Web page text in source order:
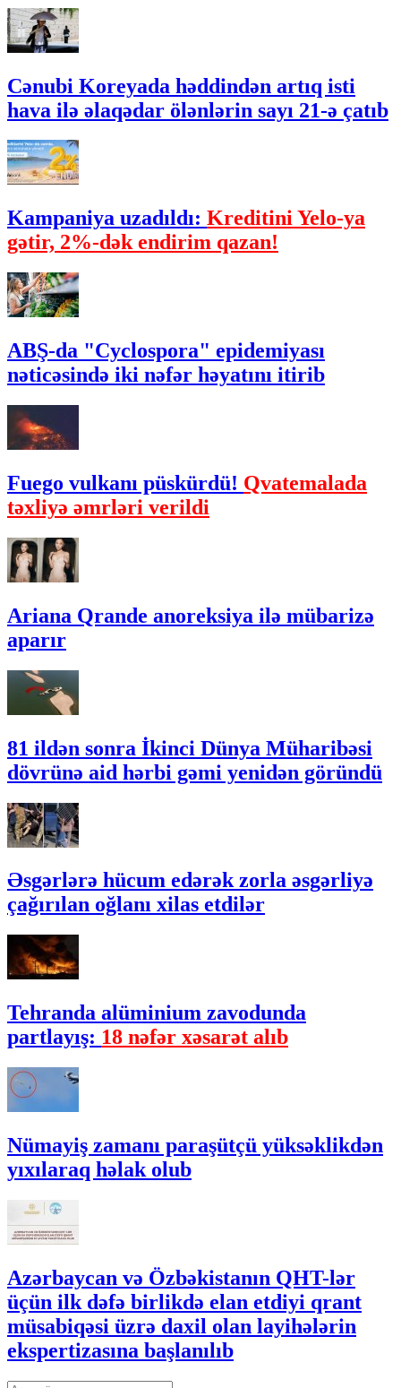
Cənubi Koreyada həddindən artıq isti
hava ilə əlaqədar ölənlərin sayı 21-ə çatıb
Kampaniya uzadıldı: Kreditini Yelo-ya
gətir, 2%-dək endirim qazan!
ABŞ-da "Cyclospora" epidemiyası
nəticəsində iki nəfər həyatını itirib
Fuego vulkanı püskürdü! Qvatemalada
təxliyə əmrləri verildi
Ariana Qrande anoreksiya ilə mübarizə
aparır
81 ildən sonra İkinci Dünya Müharibəsi
dövrünə aid hərbi gəmi yenidən göründü
Əsgərlərə hücum edərək zorla əsgərliyə
çağırılan oğlanı xilas etdilər
Tehranda alüminium zavodunda
partlayış: 18 nəfər xəsarət alıb
Nümayiş zamanı paraşütçü yüksəklikdən
yıxılaraq həlak olub
Azərbaycan və Özbəkistanın QHT-lər
üçün ilk dəfə birlikdə elan etdiyi qrant
müsabiqəsi üzrə daxil olan layihələrin
ekspertizasına başlanılıb